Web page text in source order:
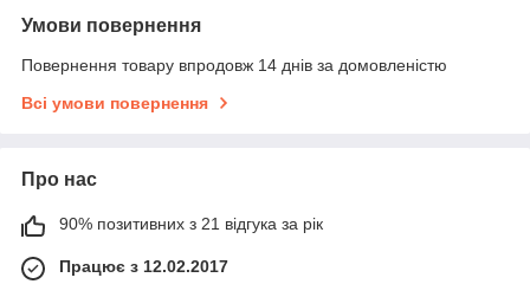
Умови повернення
Повернення товару впродовж 14 днів за домовленістю
Всі умови повернення
Про нас
90% позитивних з 21 відгука за рік
Працює з 12.02.2017